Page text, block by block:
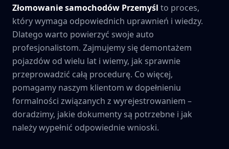
Złomowanie samochodów Przemyśl to proces,
który wymaga odpowiednich uprawnień i wiedzy.
Dlatego warto powierzyć swoje auto
profesjonalistom. Zajmujemy się demontażem
pojazdów od wielu lat i wiemy, jak sprawnie
przeprowadzić całą procedurę. Co więcej,
pomagamy naszym klientom w dopełnieniu
formalności związanych z wyrejestrowaniem –
doradzimy, jakie dokumenty są potrzebne i jak
należy wypełnić odpowiednie wnioski.